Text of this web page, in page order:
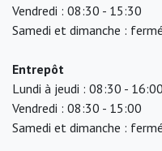
Vendredi : 08:30 - 15:30
Samedi et dimanche : fermé
Entrepôt
Lundi à jeudi : 08:30 - 16:00
Vendredi : 08:30 - 15:00
Samedi et dimanche : fermé